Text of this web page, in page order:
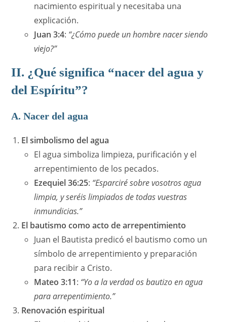
nacimiento espiritual y necesitaba una
explicación.
Juan 3:4: “¿Cómo puede un hombre nacer siendo
viejo?”
II. ¿Qué significa “nacer del agua y
del Espíritu”?
A. Nacer del agua
El simbolismo del agua
El agua simboliza limpieza, purificación y el
arrepentimiento de los pecados.
Ezequiel 36:25: “Esparciré sobre vosotros agua
limpia, y seréis limpiados de todas vuestras
inmundicias.”
El bautismo como acto de arrepentimiento
Juan el Bautista predicó el bautismo como un
símbolo de arrepentimiento y preparación
para recibir a Cristo.
Mateo 3:11: “Yo a la verdad os bautizo en agua
para arrepentimiento.”
Renovación espiritual